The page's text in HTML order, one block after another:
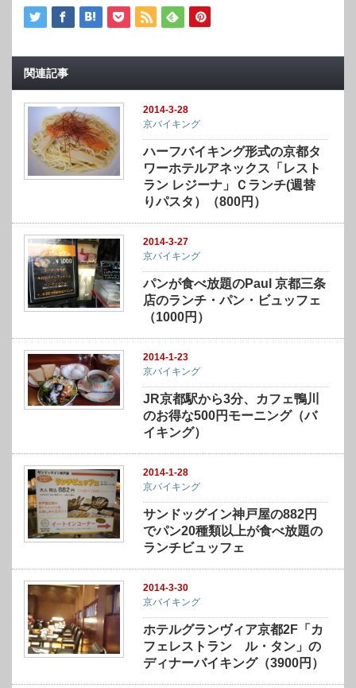
関連記事
2014-3-28
京バイキング
ハーフバイキング形式の京都タ
ワーホテルアネックス「レスト
ラン レジーナ」Ｃランチ(週替
りパスタ）（800円）
2014-3-27
京バイキング
パンが食べ放題のPaul 京都三条
店のランチ・パン・ビュッフェ
（1000円）
2014-1-23
京バイキング
JR京都駅から3分、カフェ鴨川
のお得な500円モーニング（バ
イキング）
2014-1-28
京バイキング
サンドッグイン神戸屋の882円
でパン20種類以上が食べ放題の
ランチビュッフェ
2014-3-30
京バイキング
ホテルグランヴィア京都2F「カ
フェレストラン ル・タン」の
ディナーバイキング（3900円）